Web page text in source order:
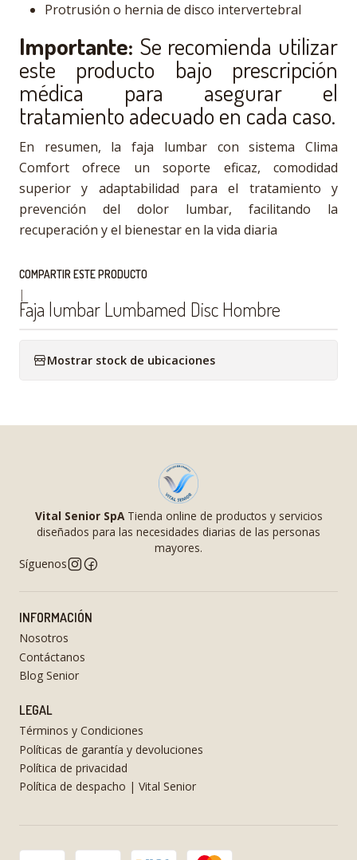
Protrusión o hernia de disco intervertebral
Importante: Se recomienda utilizar
este producto bajo prescripción
médica para asegurar el
tratamiento adecuado en cada caso.
En resumen, la faja lumbar con sistema Clima
Comfort ofrece un soporte eficaz, comodidad
superior y adaptabilidad para el tratamiento y
prevención del dolor lumbar, facilitando la
recuperación y el bienestar en la vida diaria
COMPARTIR ESTE PRODUCTO
|
Faja lumbar Lumbamed Disc Hombre
Mostrar stock de ubicaciones
Vital Senior SpATienda online de productos y servicios
diseñados para las necesidades diarias de las personas
mayores.
Síguenos
INFORMACIÓN
Nosotros
Contáctanos
Blog Senior
LEGAL
Términos y Condiciones
Políticas de garantía y devoluciones
Política de privacidad
Política de despacho | Vital Senior